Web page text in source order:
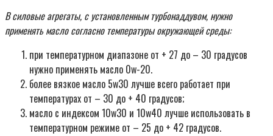
В силовые агрегаты, с установленным турбонаддувом, нужно
применять масло согласно температуры окружающей среды:
при температурном диапазоне от + 27 до – 30 градусов
нужно применять масло 0w-20.
более вязкое масло 5w30 лучше всего работает при
температурах от – 30 до + 40 градусов;
масло с индексом 10w30 и 10w40 лучше использовать в
температурном режиме от – 25 до + 42 градусов.